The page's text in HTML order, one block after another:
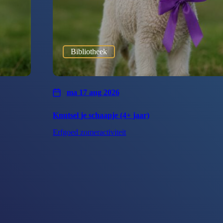
Bibliotheek
ma 17 aug 2026
Knutsel je schaapje (4+ jaar)
Erfgoed zomeractiviteit